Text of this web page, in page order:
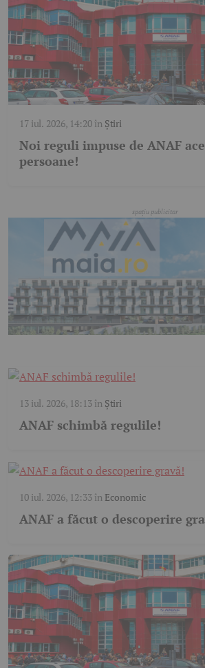
17 iul. 2026, 14:20în Știri
Noi reguli impuse de ANAF
persoane!
13 iul. 2026, 18:13în Știri
ANAF schimbă regulile!
10 iul. 2026, 12:33în Economic
ANAF a făcut o descoperire